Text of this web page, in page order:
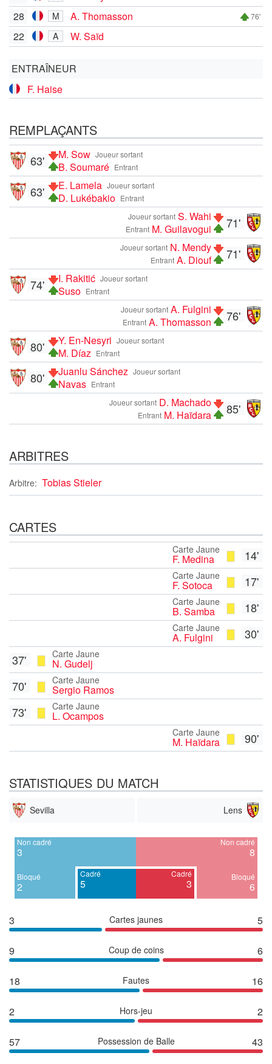
28
M A. Thomasson 76'
22 A W. Saïd
ENTRAÎNEUR
F. Haise
REMPLAÇANTS
Joueur sortant
M. Sow
Entrant
B. Soumaré
63'
Joueur sortant
E. Lamela
Entrant
D. Lukébakio
63'
71'
Joueur sortant S. Wahi
Entrant M. Guilavogui
71'
Joueur sortant N. Mendy
Entrant A. Diouf
Joueur sortant
I. Rakitić
Entrant
Suso
74'
76'
Joueur sortant A. Fulgini
Entrant A. Thomasson
Joueur sortant
Y. En-Nesyri
Entrant
M. Díaz
80'
Joueur sortant
Juanlu Sánchez
Entrant
Navas
80'
85'
Joueur sortant D. Machado
Entrant M. Haïdara
ARBITRES
Arbitre: Tobias Stieler
CARTES
14'
Carte Jaune
F. Medina
17'
Carte Jaune
F. Sotoca
18'
Carte Jaune
B. Samba
30'
Carte Jaune
A. Fulgini
Carte Jaune
N. Gudelj
37'
Carte Jaune
Sergio Ramos
70'
Carte Jaune
L. Ocampos
73'
90'
Carte Jaune
M. Haïdara
STATISTIQUES DU MATCH
Sevilla Lens
Non cadré
3
Bloqué
2
Cadré
5
Cadré
3
Non cadré
8
Bloqué
6
3 Cartes jaunes 5
9 Coup de coins 6
18 Fautes 16
2 Hors-jeu 2
57 Possession de Balle 43